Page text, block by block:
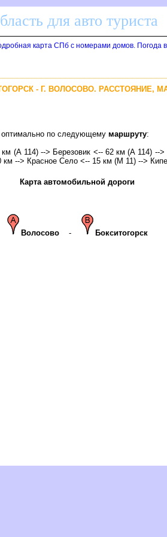
для авто туриста
карта СПб с номерами домов. Погода в
- Г. ВОЛОСОВО. РАССТОЯНИЕ,
оптимально по следующему маршруту:
(А 114) --> Березовик <-- 62 км (А 114)
км --> Красное Село <-- 15 км (М 11) -->
Карта автомобильной дороги
олосово - Бокситогорск